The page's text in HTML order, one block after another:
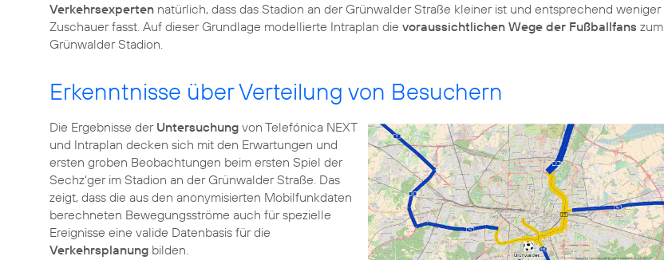
Verkehrsexperten natürlich, dass das Stadion an der Grünwalder Straße kleiner ist und entsprechend weniger
Zuschauer fasst. Auf dieser Grundlage modellierte Intraplan die voraussichtlichen Wege der Fußballfans zum
Grünwalder Stadion.
Erkenntnisse über Verteilung von Besuchern
Die Ergebnisse der Untersuchung von Telefónica NEXT
und Intraplan decken sich mit den Erwartungen und
ersten groben Beobachtungen beim ersten Spiel der
Sechz‘ger im Stadion an der Grünwalder Straße. Das
zeigt, dass die aus den anonymisierten Mobilfunkdaten
berechneten Bewegungsströme auch für spezielle
Ereignisse eine valide Datenbasis für die
Verkehrsplanung bilden.